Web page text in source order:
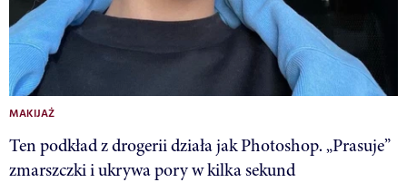
MAKIJAŻ
Ten podkład z drogerii działa jak Photoshop. „Prasuje”
zmarszczki i ukrywa pory w kilka sekund